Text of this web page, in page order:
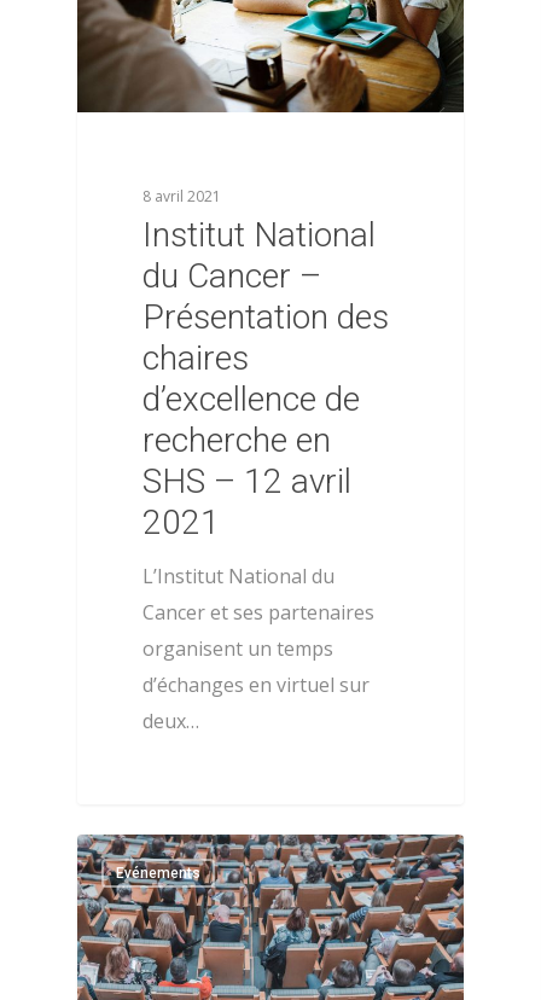
8 avril 2021
Institut National
du Cancer –
Présentation des
chaires
d’excellence de
recherche en
SHS – 12 avril
2021
L’Institut National du
Cancer et ses partenaires
organisent un temps
d’échanges en virtuel sur
deux…
Evénements
0
Les membres du
Les membres du CA
Mentions légales